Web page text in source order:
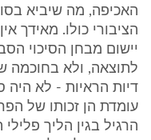
האכיפה, מה שיביא
הציבורי כולו. מאידך
יישום מבחן הסיכוי
לתוצאה, ולא בחוכמה
דיות הראיות - לא היה
עומדת הן זכותו של
הרגיל בגין הליך